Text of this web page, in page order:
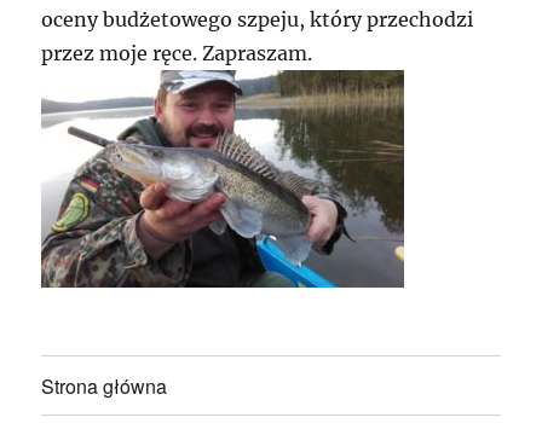
oceny budżetowego szpeju, który przechodzi
przez moje ręce. Zapraszam.
Strona główna